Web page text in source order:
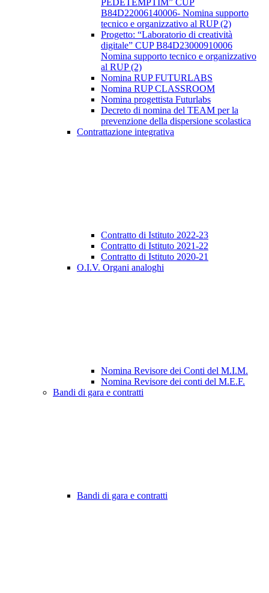
PEDETEMPTIM” CUP
B84D22006140006- Nomina supporto
tecnico e organizzativo al RUP (2)
Progetto: “Laboratorio di creatività
digitale” CUP B84D23000910006
Nomina supporto tecnico e organizzativo
al RUP (2)
Nomina RUP FUTURLABS
Nomina RUP CLASSROOM
Nomina progettista Futurlabs
Decreto di nomina del TEAM per la
prevenzione della dispersione scolastica
Contrattazione integrativa
Contratto di Istituto 2022-23
Contratto di Istituto 2021-22
Contratto di Istituto 2020-21
O.I.V. Organi analoghi
Nomina Revisore dei Conti del M.I.M.
Nomina Revisore dei conti del M.E.F.
Bandi di gara e contratti
Bandi di gara e contratti